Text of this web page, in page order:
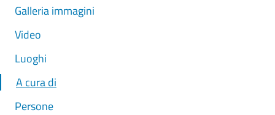
Galleria immagini
Video
Luoghi
A cura di
Persone